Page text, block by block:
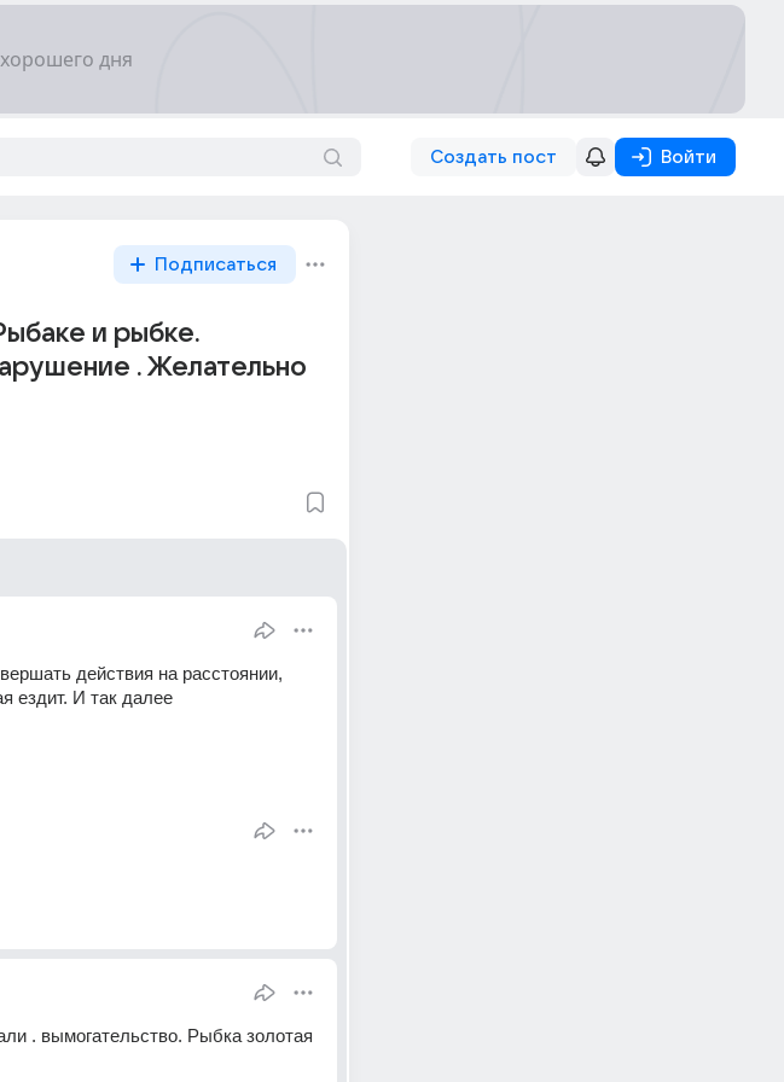
Создать пост Войти
Подписаться
и рыбке.
. Желательно
действия на расстоянии,
ездит. И так далее
. вымогательство. Рыбка золотая